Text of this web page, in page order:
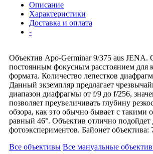
Описание
Характеристики
Доставка и оплата
-
Объектив Apo-Germinar 9/375 aus JENA.
постоянным фокусным расстоянием для
формата. Количество лепестков
Данный экземпляр предлагает
диапазон диафрагмы от f/9 до f/256,
позволяет преувеличивать глубину
обзора, как это обычно бывает с такими
равный 46°. Объектив отлично подойдет
фотоэкспериментов. Байонет объектива:
Все объективы Все мануальные